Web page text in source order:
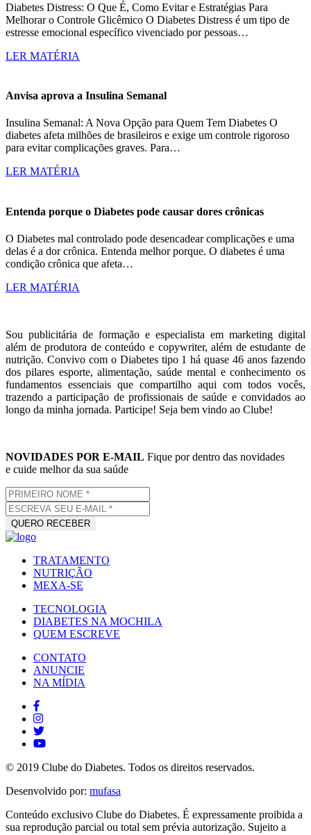
Diabetes Distress: O Que É, Como Evitar e Estratégias Para
Melhorar o Controle Glicêmico O Diabetes Distress é um tipo de
estresse emocional específico vivenciado por pessoas…
LER MATÉRIA
Anvisa aprova a Insulina Semanal
Insulina Semanal: A Nova Opção para Quem Tem Diabetes O
diabetes afeta milhões de brasileiros e exige um controle rigoroso
para evitar complicações graves. Para…
LER MATÉRIA
Entenda porque o Diabetes pode causar dores crônicas
O Diabetes mal controlado pode desencadear complicações e uma
delas é a dor crônica. Entenda melhor porque. O diabetes é uma
condição crônica que afeta…
LER MATÉRIA
Sou publicitária de formação e especialista em marketing digital
além de produtora de conteúdo e copywriter, além de estudante de
nutrição. Convivo com o Diabetes tipo 1 há quase 46 anos fazendo
dos pilares esporte, alimentação, saúde mental e conhecimento os
fundamentos essenciais que compartilho aqui com todos vocês,
trazendo a participação de profissionais de saúde e convidados ao
longo da minha jornada. Participe! Seja bem vindo ao Clube!
NOVIDADES POR E-MAIL Fique por dentro das novidades
e cuide melhor da sua saúde
TRATAMENTO
NUTRIÇÃO
MEXA-SE
TECNOLOGIA
DIABETES NA MOCHILA
QUEM ESCREVE
CONTATO
ANUNCIE
NA MÍDIA
© 2019 Clube do Diabetes. Todos os direitos reservados.
Desenvolvido por: mufasa
Conteúdo exclusivo Clube do Diabetes. É expressamente proibida a
sua reprodução parcial ou total sem prévia autorização. Sujeito a